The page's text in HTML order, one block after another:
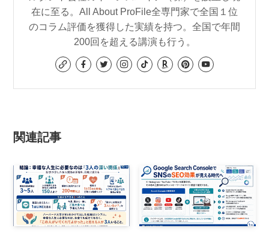
在に至る。All About ProFile全専門家で全国１位
のコラム評価を獲得した実績を持つ。全国で年間
200回を超える講演も行う。
関連記事